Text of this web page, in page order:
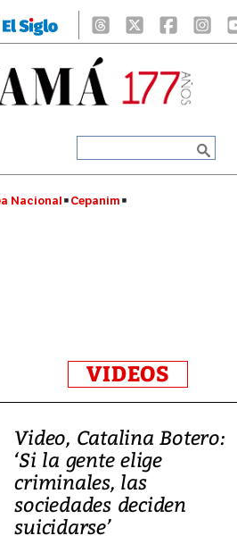
Nacional Cepanim
VIDEOS
Video, Catalina Botero:
‘Si la gente elige
criminales, las
sociedades deciden
suicidarse’